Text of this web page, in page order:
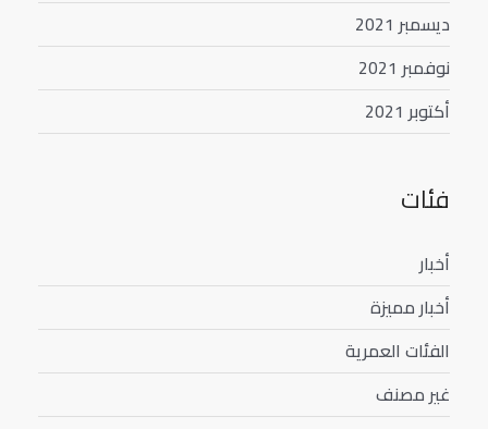
ديسمبر 2021
نوفمبر 2021
أكتوبر 2021
فئات
أخبار
أخبار مميزة
الفئات العمرية
غير مصنف